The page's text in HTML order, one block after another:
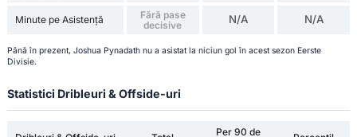
Minute pe Asistență
Fără pase
decisive
N/A N/A
Până în prezent, Joshua Pynadath nu a asistat la niciun gol în acest sezon Eerste
Divisie.
Statistici Dribleuri & Offside-uri
Per 90 de